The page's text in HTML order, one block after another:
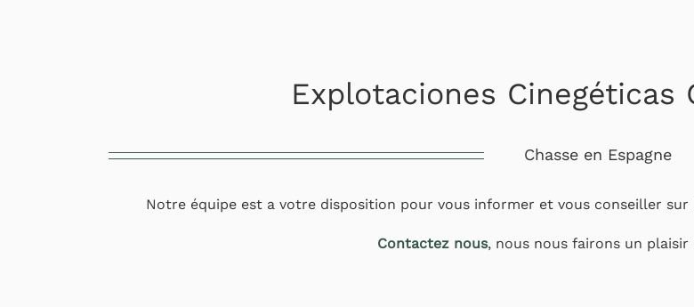
Explotaciones Cinegéticas
Chasse en Espagne
Notre équipe est a votre disposition pour vous informer et vous conseiller
Contactez nous, nous nous fairons un plaisir